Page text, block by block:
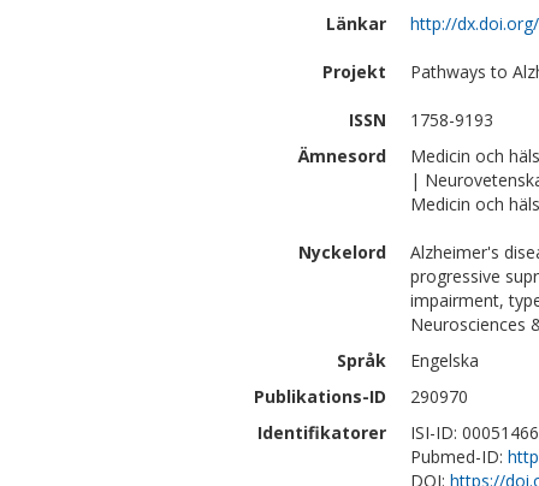
Länkar
http://
Projekt Pathways to
ISSN
1758-9193
Ämnesord
Medicin och
|
Medicin och
Nyckelord
Alzheimer's
progressive
impairment,
Neurosciences
Språk
Engelska
Publikations-ID
290970
Identifikatorer
ISI-ID:
Pubmed-ID:
DOI: https://